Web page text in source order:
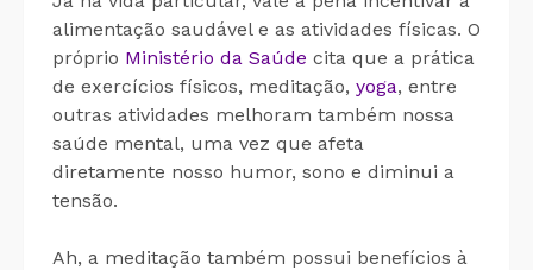
alimentação saudável e as atividades físicas. O
próprio Ministério da Saúde cita que a prática
de exercícios físicos, meditação, yoga, entre
outras atividades melhoram também nossa
saúde mental, uma vez que afeta
diretamente nosso humor, sono e diminui a
tensão.
Ah, a meditação também possui benefícios à